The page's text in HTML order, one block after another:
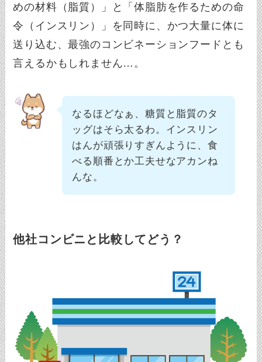
めの材料（脂質）」と「体脂肪を作るための命
令（インスリン）」を同時に、かつ大量に体に
送り込む、最強のコンビネーションフードとも
言えるかもしれません…。
なるほどなぁ、糖質と脂質のタ
ッグはそら太るわ。インスリン
はんが頑張りすぎんように、食
べる順番とか工夫せなアカンね
んな。
他社コンビニと比較してどう？